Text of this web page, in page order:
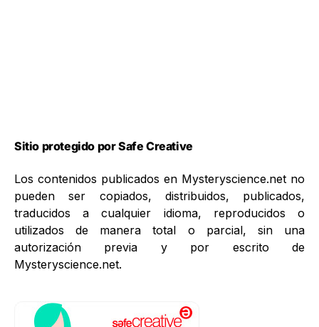
Sitio protegido por Safe Creative
Los contenidos publicados en Mysteryscience.net no
pueden ser copiados, distribuidos, publicados,
traducidos a cualquier idioma, reproducidos o
utilizados de manera total o parcial, sin una
autorización previa y por escrito de
Mysteryscience.net.